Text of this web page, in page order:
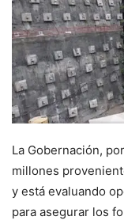
La Gobernación,
millones
y está evaluando
para asegurar los